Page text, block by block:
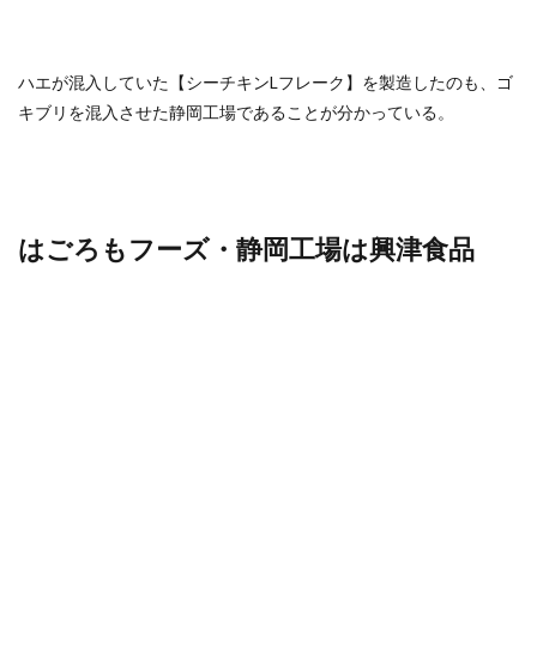
ハエが混入していた【シーチキンLフレーク】を製造したのも、ゴ
キブリを混入させた静岡工場であることが分かっている。
はごろもフーズ・静岡工場は興津食品